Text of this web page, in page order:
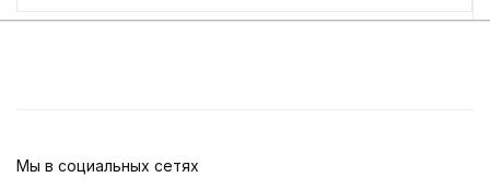
Мы в социальных сетях